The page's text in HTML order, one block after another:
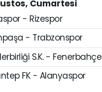
Cumartesi
- Rizespor
- Trabzonspor
S.K. - Fenerbahçe
FK - Alanyaspor